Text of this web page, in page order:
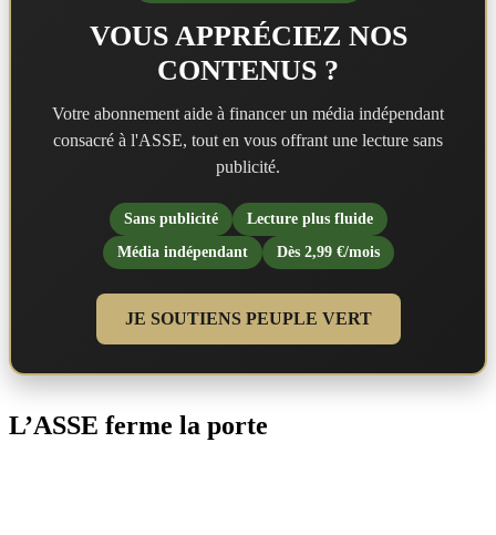
VOUS APPRÉCIEZ NOS
CONTENUS ?
Votre abonnement aide à financer un média indépendant
consacré à l'ASSE, tout en vous offrant une lecture sans
publicité.
Sans publicité
Lecture plus fluide
Média indépendant
Dès 2,99 €/mois
JE SOUTIENS PEUPLE VERT
L’ASSE ferme la porte